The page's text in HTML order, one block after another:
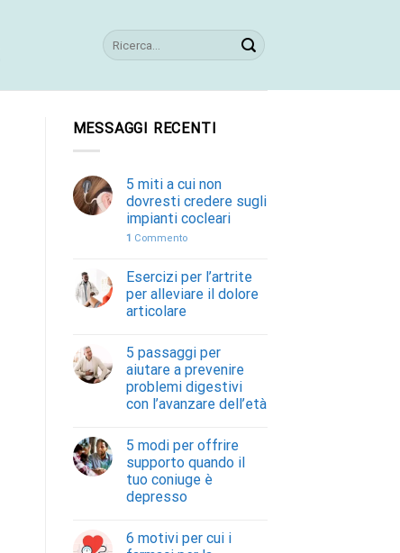
MESSAGGI RECENTI
5 miti a cui non
dovresti credere sugli
impianti cocleari
1 Commento
Esercizi per l’artrite
per alleviare il dolore
articolare
5 passaggi per
aiutare a prevenire
problemi digestivi
con l’avanzare dell’età
5 modi per offrire
supporto quando il
tuo coniuge è
depresso
6 motivi per cui i